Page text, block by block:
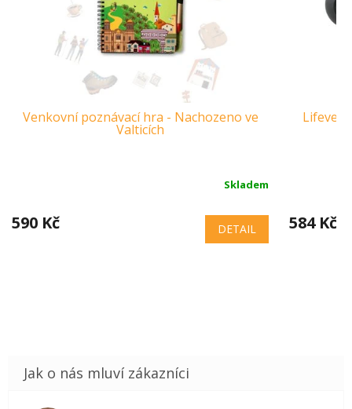
Venkovní poznávací hra - Nachozeno ve
Valticích
Skladem
590 Kč DETAIL 584 Kč